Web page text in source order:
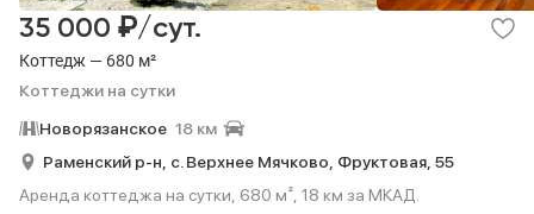
Коттедж — 680 м²
Коттеджи на сутки
35 000 ₽/сут.
Новорязанское 18 км
Раменский р-н, с. Верхнее Мячково, Фруктовая, 55
Аренда коттеджа на сутки, 680 м², 18 км за МКАД.